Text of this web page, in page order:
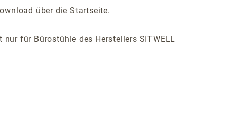
über die Startseite.
für Bürostühle des Herstellers SITWELL